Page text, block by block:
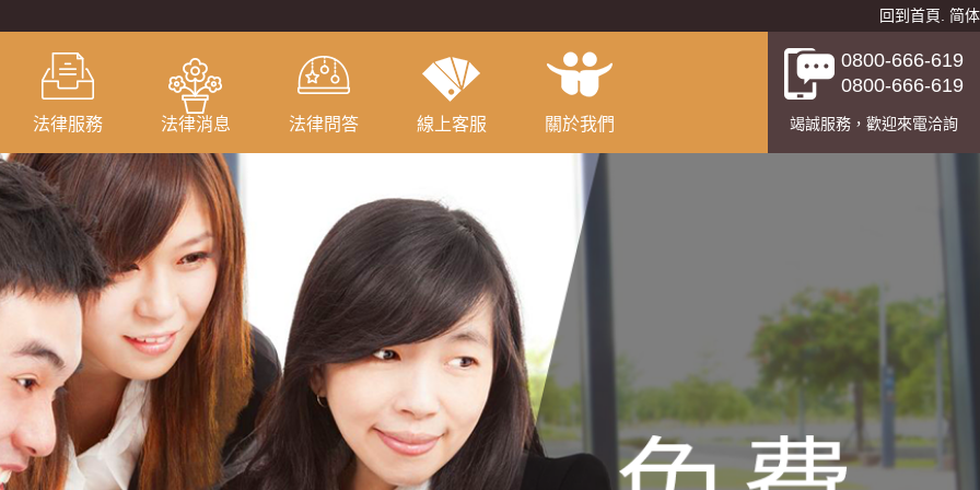
回到首頁 简体
法律服務 法律消息 法律問答 線上客服 關於我們
0800-666-619
0800-666-619
竭誠服務，歡迎來電洽詢